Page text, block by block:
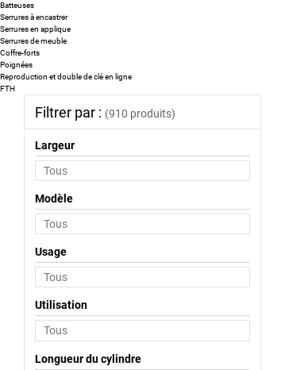
Batteuses
Serrures à encastrer
Serrures en applique
Serrures de meuble
Coffre-forts
Poignées
Reproduction et double de clé en ligne
FTH
Filtrer par : (910 produits)
Largeur
Modèle
Usage
Utilisation
Longueur du cylindre